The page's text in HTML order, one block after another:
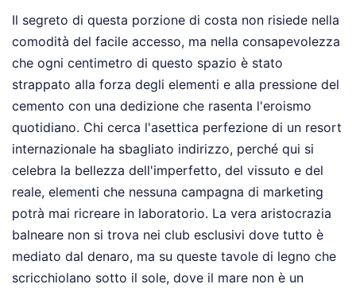
Il segreto di questa porzione di costa non risiede nella
comodità del facile accesso, ma nella consapevolezza
che ogni centimetro di questo spazio è stato
strappato alla forza degli elementi e alla pressione del
cemento con una dedizione che rasenta l'eroismo
quotidiano. Chi cerca l'asettica perfezione di un resort
internazionale ha sbagliato indirizzo, perché qui si
celebra la bellezza dell'imperfetto, del vissuto e del
reale, elementi che nessuna campagna di marketing
potrà mai ricreare in laboratorio. La vera aristocrazia
balneare non si trova nei club esclusivi dove tutto è
mediato dal denaro, ma su queste tavole di legno che
scricchiolano sotto il sole, dove il mare non è un